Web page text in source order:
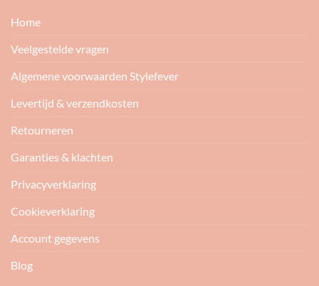
Home
Veelgestelde vragen
Algemene voorwaarden Stylefever
Levertijd & verzendkosten
Retourneren
Garanties & klachten
Privacyverklaring
Cookieverklaring
Account gegevens
Blog